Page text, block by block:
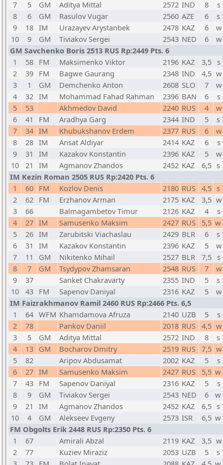
7
5 GM Aditya Mittal 2572 IND 8
s
8
6 GM Rasulov Vugar 2560 AZE 6
s
9
18 IM Urazayev Arystanbek 2478 KAZ 6
10
9 GM Tiviakov Sergei 2543 NED 6
GM Savchenko Boris 2513 RUS Rp:2449 Pts. 6
1
58 FM Maksimenko Viktor 2196 KAZ 3,5
s
2
39 FM Bagwe Gaurang 2348 IND 4,5
3
1 GM Demchenko Anton 2608 SLO 7
4
32 IM Mohammad Fahad Rahman 2396 BAN 6
s
5
53 Akhmedov David 2240 RUS 4
6
41 FM Aradhya Garg 2344 IND 5
s
7
34 IM Khubukshanov Erdem 2377 RUS 6
8
28 IM Ansat Aldiyar 2414 KAZ 6
s
9
31 IM Kazakov Konstantin 2396 KAZ 5
10
21 IM Agmanov Zhandos 2452 KAZ 6,5 s
IM Kezin Roman 2505 RUS Rp:2420 Pts. 6
1
60 FM Kozlov Denis 2180 RUS 4,5 s
2
62 FM Erzhanov Arman 2175 KAZ 3,5
3
66 Balmagambetov Timur 2126 KAZ 4
s
4
27 IM Samusenko Maksim 2427 RUS 5,5 w
5
26 IM Zarubitski Viachaslau 2429 BLR 6
s
6
31 IM Kazakov Konstantin 2396 KAZ 5
7
11 GM Nikitenko Mihail 2527 BLR 7,5
s
8
7 GM Tsydypov Zhamsaran 2548 RUS 7
9
37 Sanket Chakravarty 2355 IND 5
s
10
43 FM Sapenov Daniyal 2316 KAZ 5
IM Faizrakhmanov Ramil 2460 RUS Rp:2466 Pts. 6,5
1
64 WFM Khamdamova Afruza 2140 UZB 5
s
2
78 Pankov Daniil 2018 RUS 4,5
3
5 GM Aditya Mittal 2572 IND 8
s
4
13 GM Bocharov Dmitry 2519 RUS 7,5
5
82 Aripov Abdusamat 2002 KAZ 5
s
6
27 IM Samusenko Maksim 2427 RUS 5,5 w
7
43 FM Sapenov Daniyal 2316 KAZ 5
s
8
9 GM Tiviakov Sergei 2543 NED 6
w
9
21 IM Agmanov Zhandos 2452 KAZ 6,5 s
10
4 GM Alekseev Evgeny 2573 ISR 6,5 w
FM Obgolts Erik 2448 RUS Rp:2350 Pts. 6
1
67 Amirali Abzal 2119 KAZ 3,5
2
77 Kuziev Miraziz 2053 UZB 5
s